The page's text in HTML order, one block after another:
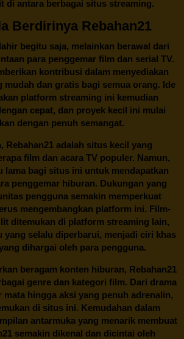
di antara berbagai situs streaming.
Berdirinya Rebahan21
begitu saja, melainkan berawal dari
para penggemar film dan serial TV.
kontribusi dalam menyediakan
mudah dan gratis bagi semua orang. Ide
platform streaming ini kemudian
cepat, dan proyek kecil ini mulai
dengan penuh semangat.
Rebahan21 adalah situs kecil yang
film dan acara TV populer. Namun,
lama bagi situs ini untuk mendapatkan
penggemar hiburan. Dukungan yang
pengguna semakin memperkuat
mengembangkan platform ini. Film-
ditemukan di platform streaming lain,
yang selalu diperbarui, menjadi ciri khas
dihargai oleh para pengguna.
beragam konten hiburan, Rebahan21
genre dan kategori film. Dari drama
mata hingga aksi yang penuh adrenalin,
di situs ini. Kemudahan dalam
antarmuka yang menarik membuat
semakin dikenal dan dicintai oleh